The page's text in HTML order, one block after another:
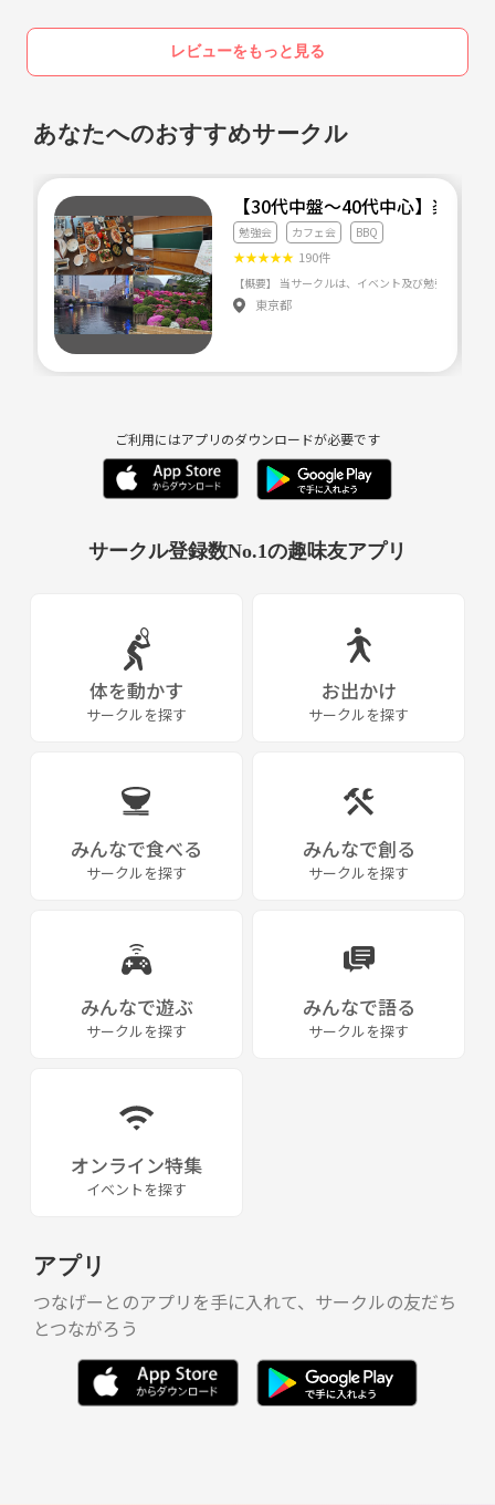
レビューをもっと見る
あなたへのおすすめサークル
【30代中盤〜40代中心】楽学
勉強会 カフェ会 BBQ
★★★★★ 190件
東京都
ご利用にはアプリのダウンロードが必要です
サークル登録数No.1の趣味友アプリ
体を動かす
サークルを探す
お出かけ
サークルを探す
みんなで食べる
サークルを探す
みんなで創る
サークルを探す
みんなで遊ぶ
サークルを探す
みんなで語る
サークルを探す
オンライン特集
イベントを探す
アプリ
つなげーとのアプリを手に入れて、サークルの友だち
とつながろう